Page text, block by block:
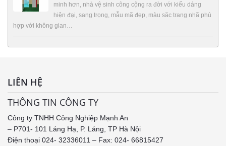
minh hơn, nhà vệ sinh công cộng ra đời với kiểu dáng
hiện đại, sang trọng, mẫu mã đẹp, màu săc trang nhã phù
hợp với không gian…
LIÊN HỆ
THÔNG TIN CÔNG TY
Công ty TNHH Công Nghiệp Mạnh An
– P701- 101 Láng Hạ, P. Láng, TP Hà Nội
Điện thoại 024- 32336011 – Fax: 024- 66815427